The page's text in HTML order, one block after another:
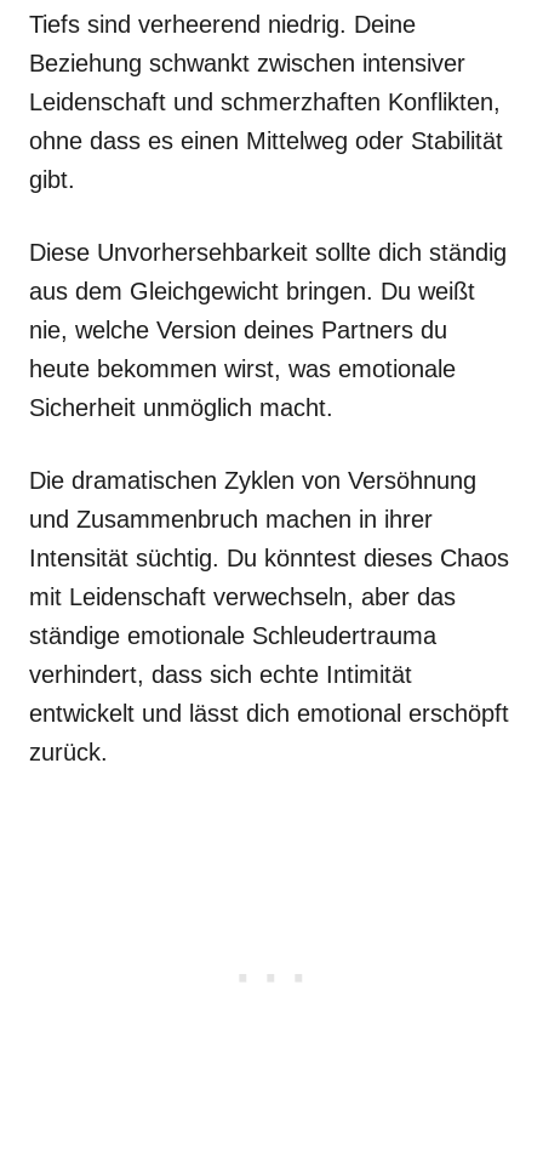
Tiefs sind verheerend niedrig. Deine
Beziehung schwankt zwischen intensiver
Leidenschaft und schmerzhaften Konflikten,
ohne dass es einen Mittelweg oder Stabilität
gibt.
Diese Unvorhersehbarkeit sollte dich ständig
aus dem Gleichgewicht bringen. Du weißt
nie, welche Version deines Partners du
heute bekommen wirst, was emotionale
Sicherheit unmöglich macht.
Die dramatischen Zyklen von Versöhnung
und Zusammenbruch machen in ihrer
Intensität süchtig. Du könntest dieses Chaos
mit Leidenschaft verwechseln, aber das
ständige emotionale Schleudertrauma
verhindert, dass sich echte Intimität
entwickelt und lässt dich emotional erschöpft
zurück.